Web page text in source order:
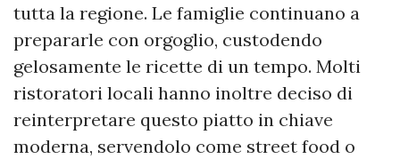
tutta la regione. Le famiglie continuano a
prepararle con orgoglio, custodendo
gelosamente le ricette di un tempo. Molti
ristoratori locali hanno inoltre deciso di
reinterpretare questo piatto in chiave
moderna, servendolo come street food o